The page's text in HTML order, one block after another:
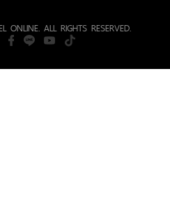
ONLINE. ALL RIGHTS RESERVED.